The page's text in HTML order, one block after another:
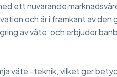
ett nuvarande
och är i framkant av
av väte, och erbjuder
väte -teknik, vilket ger